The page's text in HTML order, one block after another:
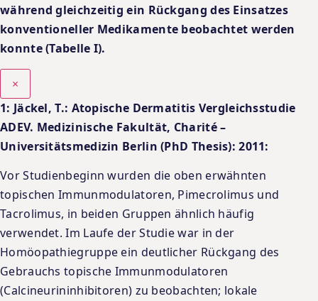
während gleichzeitig ein Rückgang des Einsatzes
konventioneller Medikamente beobachtet werden
konnte (Tabelle I).
×
1: Jäckel, T.: Atopische Dermatitis Vergleichsstudie
ADEV. Medizinische Fakultät, Charité –
Universitätsmedizin Berlin (PhD Thesis): 2011:
Vor Studienbeginn wurden die oben erwähnten
topischen Immunmodulatoren, Pimecrolimus und
Tacrolimus, in beiden Gruppen ähnlich häufig
verwendet. Im Laufe der Studie war in der
Homöopathiegruppe ein deutlicher Rückgang des
Gebrauchs topische Immunmodulatoren
(Calcineurininhibitoren) zu beobachten; lokale